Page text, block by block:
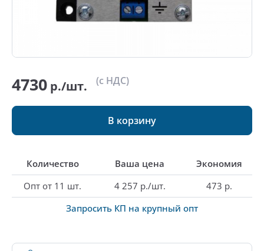
4730 р./шт. (с НДС)
В корзину
Количество Ваша цена
Экономия
Опт от 11 шт.
4 257 р./шт.
473 р.
Запросить КП на крупный опт